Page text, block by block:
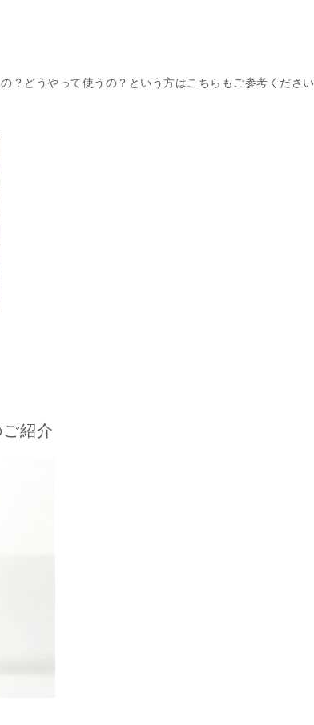
？どうやって使うの？という方はこちらもご参考ください
紹介